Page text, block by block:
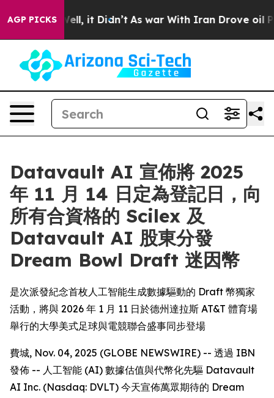
AGP PICKS
Well, it Didn’t As war With Iran Drove oil Prices
Datavault AI 宣佈將 2025
年 11 月 14 日定為登記日，向
所有合資格的 Scilex 及
Datavault AI 股東分發
Dream Bowl Draft 迷因幣
是次派發紀念首枚人工智能生成數據驅動的 Draft 幣獨家
活動，將與 2026 年 1 月 11 日於德州達拉斯 AT&T 體育場
舉行的大學美式足球與電競聯合盛事同步登場
費城, Nov. 04, 2025 (GLOBE NEWSWIRE) -- 透過 IBN
發佈 -- 人工智能 (AI) 數據估值與代幣化先驅 Datavault
AI Inc. (Nasdaq: DVLT) 今天宣佈萬眾期待的 Dream